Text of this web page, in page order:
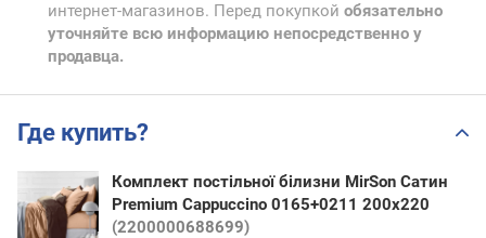
интернет-магазинов. Перед покупкой обязательно
уточняйте всю информацию непосредственно у
продавца.
Где купить?
Комплект постільної білизни MirSon Сатин
Premium Cappuccino 0165+0211 200х220
(2200000688699)